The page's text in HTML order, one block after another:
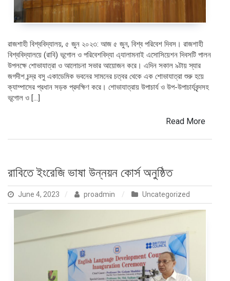
রাজশাহী বিশ্ববিদ্যালয়, ৫ জুন ২০২৩: আজ ৫ জুন, বিশ্ব পরিবেশ দিবস। রাজশাহী
বিশ্ববিদ্যালয়ে (রাবি) ভূগোল ও পরিবেশবিদ্যা এ্যালামনাই এসোসিয়েশন দিবসটি পালন
উপলক্ষে শোভাযাত্রা ও আলোচনা সভার আয়োজন করে। এদিন সকাল ৯টায় স্যার
জগদীশ চন্দ্র বসু একাডেমিক ভবনের সামনের চত্বর থেকে এক শোভাযাত্রা শুরু হয়ে
ক্যাম্পাসের প্রধান সড়ক প্রদক্ষিণ করে। শোভাযাত্রায় উপাচার্য ও উপ-উপাচার্যবৃন্দসহ
ভূগোল ও […]
Read More
রাবিতে ইংরেজি ভাষা উন্নয়ন কোর্স অনুষ্ঠিত
June 4, 2023 proadmin Uncategorized